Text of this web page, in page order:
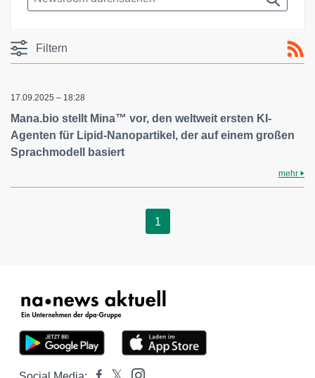
Filtern
17.09.2025 – 18:28
Mana.bio stellt Mina™ vor, den weltweit ersten KI-
Agenten für Lipid-Nanopartikel, der auf einem großen
Sprachmodell basiert
mehr
1